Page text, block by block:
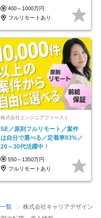
ート可◆年休126日
400～1000万円
フルリモートあり
株式会社エンジニアファースト
SE／原則フルリモート／案件
は自分で選べる／定着率93%／
20～30代活躍中！
550～1350万円
フルリモートあり
覧
株式会社キャリアデザイン